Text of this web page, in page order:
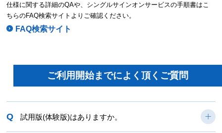
仕様に関する詳細のQAや、シングルサインオンサービスの手順書はこ
ちらのFAQ検索サイトよりご確認ください。
FAQ検索サイト
ご利用開始までによく頂くご質問
Q 試用版(体験版)はありますか。